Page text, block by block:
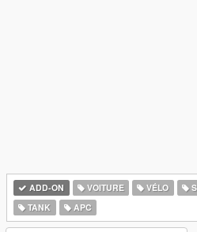
ADD-ON VOITURE VÉLO
TANK
APC